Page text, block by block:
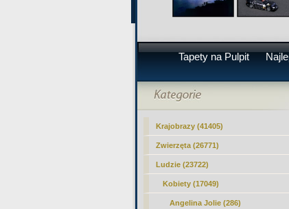
Tapety na Pulpit
Krajobrazy (41405)
Zwierzęta (26771)
Ludzie (23722)
Kobiety (17049)
Angelina Jolie (286)